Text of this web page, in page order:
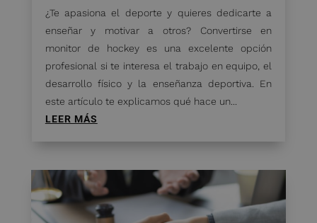
¿Te apasiona el deporte y quieres dedicarte a
enseñar y motivar a otros? Convertirse en
monitor de hockey es una excelente opción
profesional si te interesa el trabajo en equipo, el
desarrollo físico y la enseñanza deportiva. En
este artículo te explicamos qué hace un...
LEER MÁS